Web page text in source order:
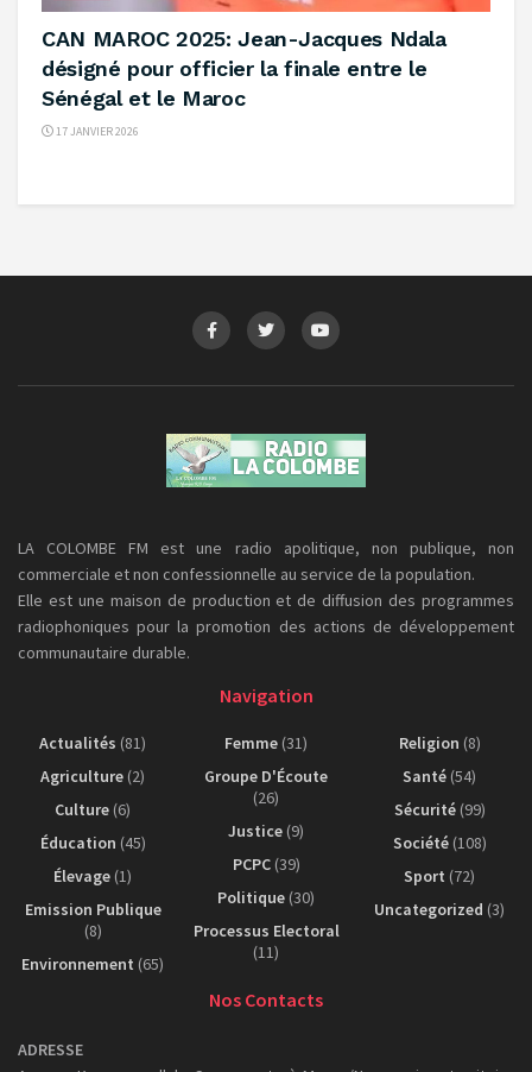
CAN MAROC 2025: Jean-Jacques Ndala
désigné pour officier la finale entre le
Sénégal et le Maroc
17 JANVIER 2026
LA COLOMBE FM est une radio apolitique, non publique, non
commerciale et non confessionnelle au service de la population.
Elle est une maison de production et de diffusion des programmes
radiophoniques pour la promotion des actions de développement
communautaire durable.
Navigation
Actualités (81)
Agriculture (2)
Culture (6)
Éducation (45)
Élevage (1)
Emission Publique
(8)
Environnement (65)
Femme (31)
Groupe D'Écoute
(26)
Justice (9)
PCPC(39)
Politique (30)
Processus Electoral
(11)
Religion (8)
Santé (54)
Sécurité(99)
Société(108)
Sport (72)
Uncategorized (3)
Nos Contacts
ADRESSE